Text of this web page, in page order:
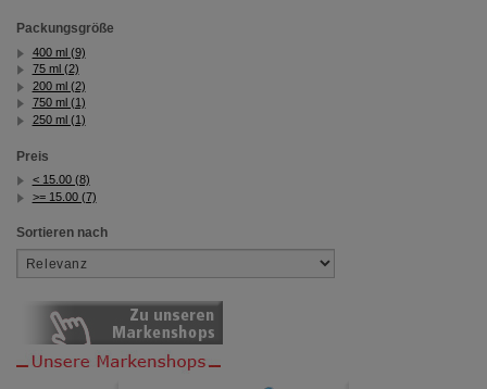
Packungsgröße
400 ml (9)
75 ml (2)
200 ml (2)
750 ml (1)
250 ml (1)
Preis
< 15.00 (8)
>= 15.00 (7)
Sortieren nach